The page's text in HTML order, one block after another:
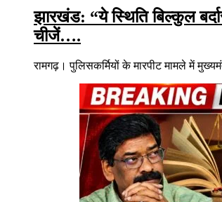
झारखंड: “ये स्थिति बिल्कुल
चीजें….
रामगढ़। पुलिसकर्मियों के मारपीट मामले में